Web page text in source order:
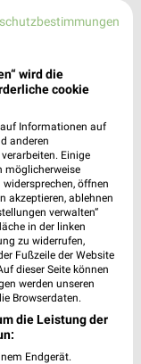
ab 03.08.
wird die
cookie
Informationen auf
anderen
Einige
möglicherweise
öffnen
akzeptieren, ablehnen
verwalten“
in der linken
zu widerrufen,
Fußzeile der Website
dieser Seite können
werden unseren
Browserdaten.
die Leistung der
Endgerät.